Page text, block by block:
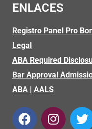
ENLACES
Registro Panel Pro
Legal
ABA Required
Bar Approval
ABA | AALS